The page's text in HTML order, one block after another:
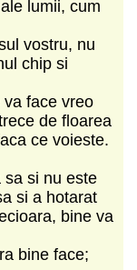
lumii, cum
vostru, nu
chip si
face vreo
de floarea
ce voieste.
sa si nu este
si a hotarat
bine va
bine face;